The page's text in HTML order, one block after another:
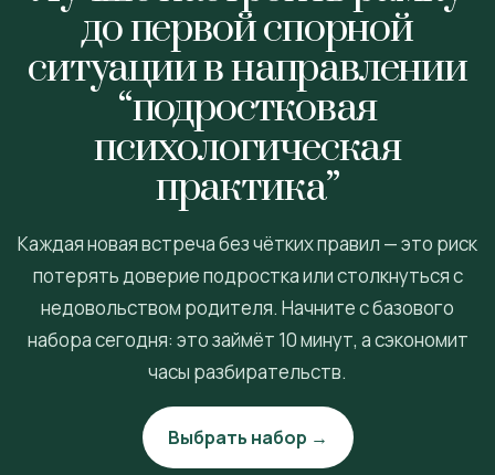
до первой спорной
ситуации в направлении
“подростковая
психологическая
практика”
Каждая новая встреча без чётких правил — это риск
потерять доверие подростка или столкнуться с
недовольством родителя. Начните с базового
набора сегодня: это займёт 10 минут, а сэкономит
часы разбирательств.
Выбрать набор →